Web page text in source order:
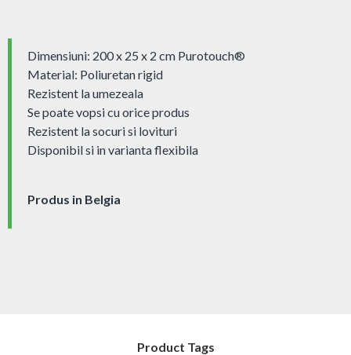
Dimensiuni: 200 x 25 x 2 cm Purotouch® ‎
Material: Poliuretan rigid
Rezistent la umezeala
Se poate vopsi cu orice produs
Rezistent la socuri si lovituri
Disponibil si in varianta flexibila
Produs in Belgia
Product Tags